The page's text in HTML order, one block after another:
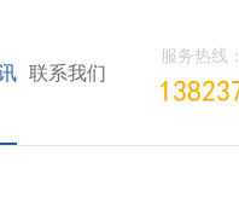
联系我们
服务热线：